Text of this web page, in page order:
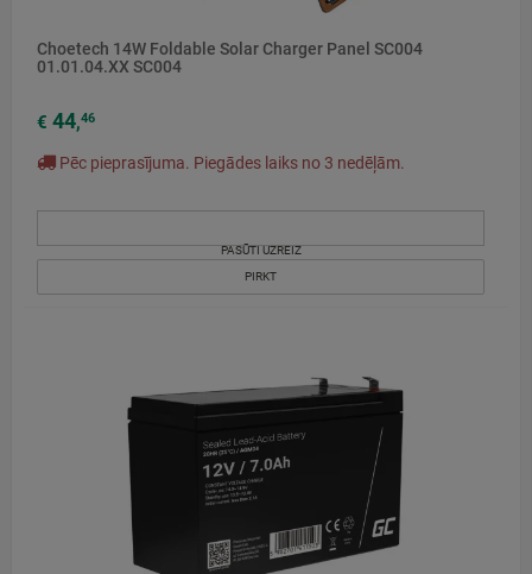
Choetech 14W Foldable Solar Charger Panel SC004
01.01.04.XX SC004
€ 44,46
Pēc pieprasījuma. Piegādes laiks no 3 nedēļām.
PASŪTI UZREIZ
PIRKT